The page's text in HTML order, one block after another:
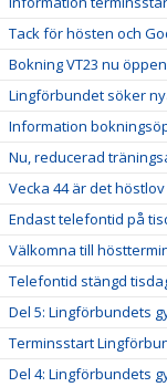
Tack för hösten och
Bokning VT23 nu
Lingförbundet söker
Information
Nu, reducerad
Vecka 44 är det
Endast telefontid på
Välkomna till
Telefontid stängd
Del 5: Lingförbundets
Terminsstart
Del 4: Lingförbundets